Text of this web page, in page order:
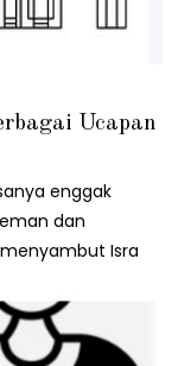
Ucapan
enggak
dan
Isra